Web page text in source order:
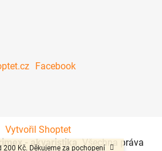
Kč. Děkujeme za pochopení
Facebook
Vytvořil Shoptet
- akvaristika. Všechna práva